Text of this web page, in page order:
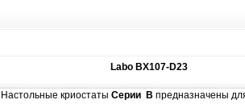
Labo BX107-D23
Настольные криостатыСерии В предназначены